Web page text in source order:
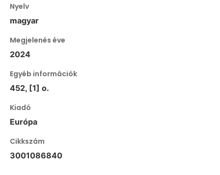
Nyelv
magyar
Megjelenés éve
2024
Egyéb információk
452, [1] o.
Kiadó
Európa
Cikkszám
3001086840